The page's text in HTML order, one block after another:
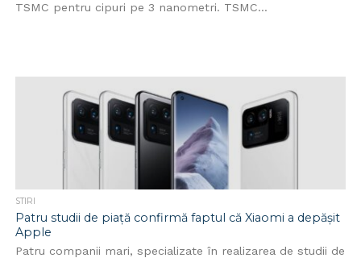
TSMC pentru cipuri pe 3 nanometri. TSMC...
STIRI
Patru studii de piață confirmă faptul că Xiaomi a depășit
Apple
Patru companii mari, specializate în realizarea de studii de